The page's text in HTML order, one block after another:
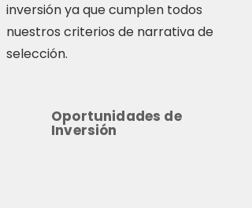
inversión ya que cumplen todos
nuestros criterios de narrativa de
selección.
Oportunidades de
Inversión